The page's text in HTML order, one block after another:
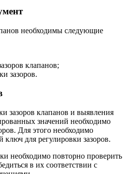
необходимы следующие
клапанов;
зазоров.
зазоров клапанов и выявления
значений необходимо
Для этого необходимо
ключ для регулировки зазоров.
необходимо повторно проверить
в их соответствии с